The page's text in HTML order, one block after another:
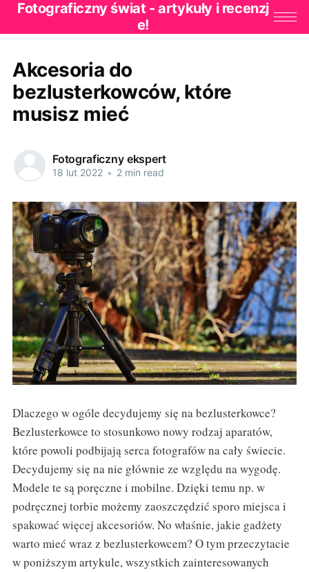
Fotograficzny świat - artykuły i recenzj
e!
Akcesoria do
bezlusterkowców, które
musisz mieć
Fotograficzny ekspert
18 lut 2022 • 2 min read
Dlaczego w ogóle decydujemy się na bezlusterkowce?
Bezlusterkowce to stosunkowo nowy rodzaj aparatów,
które powoli podbijają serca fotografów na cały świecie.
Decydujemy się na nie głównie ze względu na wygodę.
Modele te są poręczne i mobilne. Dzięki temu np. w
podręcznej torbie możemy zaoszczędzić sporo miejsca i
spakować więcej akcesoriów. No właśnie, jakie gadżety
warto mieć wraz z bezlusterkowcem? O tym przeczytacie
w poniższym artykule, wszystkich zainteresowanych